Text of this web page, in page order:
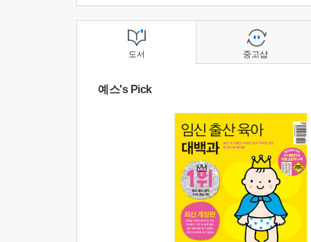
도서
예스's Pick
중고샵